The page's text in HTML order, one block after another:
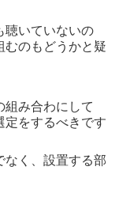
聴いていないの
むのもどうかと疑
組み合わにして
定をするべきです
なく、設置する部